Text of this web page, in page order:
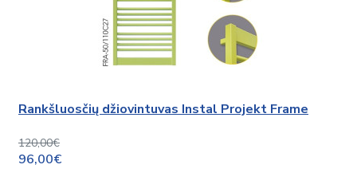
Rankšluosčių džiovintuvas Instal Projekt Frame
120,00€
96,00€